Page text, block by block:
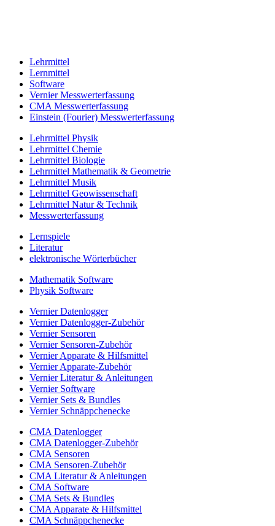
Lehrmittel
Lernmittel
Software
Vernier Messwerterfassung
CMA Messwerterfassung
Einstein (Fourier) Messwerterfassung
Lehrmittel Physik
Lehrmittel Chemie
Lehrmittel Biologie
Lehrmittel Mathematik & Geometrie
Lehrmittel Musik
Lehrmittel Geowissenschaft
Lehrmittel Natur & Technik
Messwerterfassung
Lernspiele
Literatur
elektronische Wörterbücher
Mathematik Software
Physik Software
Vernier Datenlogger
Vernier Datenlogger-Zubehör
Vernier Sensoren
Vernier Sensoren-Zubehör
Vernier Apparate & Hilfsmittel
Vernier Apparate-Zubehör
Vernier Literatur & Anleitungen
Vernier Software
Vernier Sets & Bundles
Vernier Schnäppchenecke
CMA Datenlogger
CMA Datenlogger-Zubehör
CMA Sensoren
CMA Sensoren-Zubehör
CMA Literatur & Anleitungen
CMA Software
CMA Sets & Bundles
CMA Apparate & Hilfsmittel
CMA Schnäppchenecke